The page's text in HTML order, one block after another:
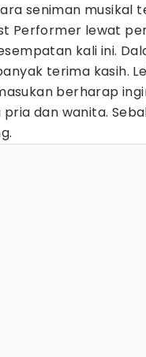
seniman musikal
Performer lewat
kali ini.
terima kasih.
berharap
dan wanita.